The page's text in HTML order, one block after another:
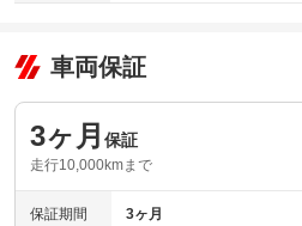
車両保証
3ヶ月 保証
走行10,000kmまで
保証期間 3ヶ月